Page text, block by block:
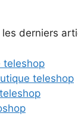
les derniers
teleshop
teleshop